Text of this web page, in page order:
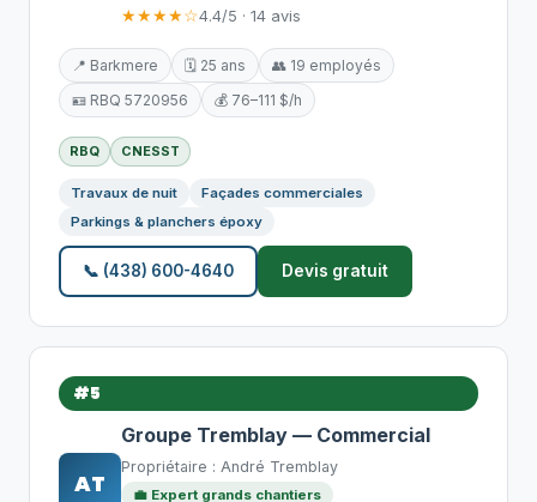
★★★★☆4.4/5 · 14 avis
📍 Barkmere 🗓️ 25 ans
👥 19 employés
🪪 RBQ 5720956
💰 76–111 $/h
RBQ CNESST
Travaux de nuit
Façades commerciales
Parkings & planchers époxy
📞 (438) 600-4640 Devis gratuit
#5
AT
Groupe Tremblay — Commercial
Propriétaire : André Tremblay
💼 Expert grands chantiers